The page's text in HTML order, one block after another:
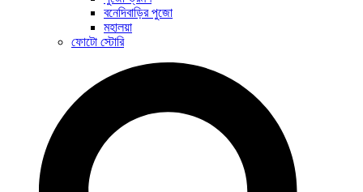
বনেদিবাড়ির পুজো
মহালয়া
ফোটো স্টোরি